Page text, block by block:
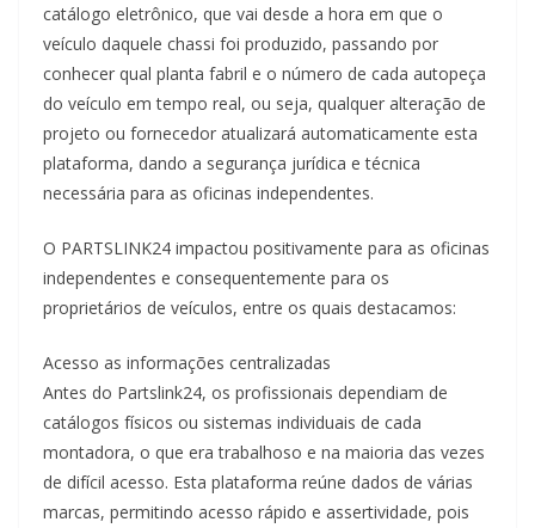
catálogo eletrônico, que vai desde a hora em que o
veículo daquele chassi foi produzido, passando por
conhecer qual planta fabril e o número de cada autopeça
do veículo em tempo real, ou seja, qualquer alteração de
projeto ou fornecedor atualizará automaticamente esta
plataforma, dando a segurança jurídica e técnica
necessária para as oficinas independentes.
O PARTSLINK24 impactou positivamente para as oficinas
independentes e consequentemente para os
proprietários de veículos, entre os quais destacamos:
Acesso as informações centralizadas
Antes do Partslink24, os profissionais dependiam de
catálogos físicos ou sistemas individuais de cada
montadora, o que era trabalhoso e na maioria das vezes
de difícil acesso. Esta plataforma reúne dados de várias
marcas, permitindo acesso rápido e assertividade, pois